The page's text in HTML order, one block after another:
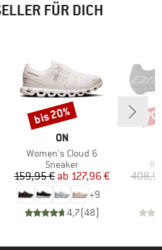
FÜR DICH
Preis
MARKE
ON
Artikel
Women's Cloud 6
Produktgruppe
Sneaker
Preis
159,95 € reduzierter Preis
ab 127,96 €
+9
4,7(48)
Rabatt
bis 20%